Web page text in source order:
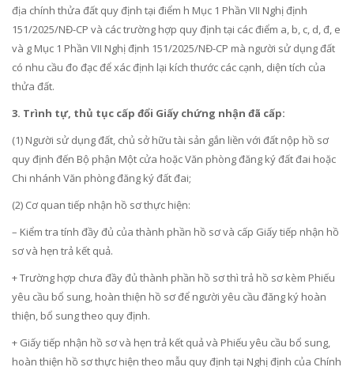
địa chính thửa đất quy định tại điểm h Mục 1 Phần VII Nghị định
151/2025/NĐ-CP và các trường hợp quy định tại các điểm a, b, c, d, đ, e
và g Mục 1 Phần VII Nghị định 151/2025/NĐ-CP mà người sử dụng đất
có nhu cầu đo đạc để xác định lại kích thước các cạnh, diện tích của
thửa đất.
3. Trình tự, thủ tục cấp đổi Giấy chứng nhận đã cấp:
(1) Người sử dụng đất, chủ sở hữu tài sản gắn liền với đất nộp hồ sơ
quy định đến Bộ phận Một cửa hoặc Văn phòng đăng ký đất đai hoặc
Chi nhánh Văn phòng đăng ký đất đai;
(2) Cơ quan tiếp nhận hồ sơ thực hiện:
– Kiểm tra tính đầy đủ của thành phần hồ sơ và cấp Giấy tiếp nhận hồ
sơ và hẹn trả kết quả.
+ Trường hợp chưa đầy đủ thành phần hồ sơ thì trả hồ sơ kèm Phiếu
yêu cầu bổ sung, hoàn thiện hồ sơ để người yêu cầu đăng ký hoàn
thiện, bổ sung theo quy định.
+ Giấy tiếp nhận hồ sơ và hẹn trả kết quả và Phiếu yêu cầu bổ sung,
hoàn thiện hồ sơ thực hiện theo mẫu quy định tại Nghị định của Chính